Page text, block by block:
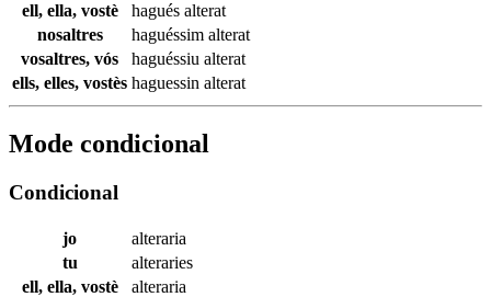
ell, ella, vostè
hagués alterat
nosaltres
haguéssim alterat
vosaltres, vós
haguéssiu alterat
ells, elles, vostès haguessin alterat
Mode condicional
Condicional
jo
alteraria
tu
alteraries
ell, ella, vostè
alteraria